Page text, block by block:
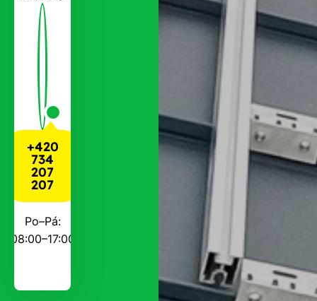
+420
734
207
207
Po–Pá:
08:00–17:00